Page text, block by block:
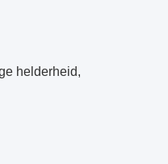
helderheid,